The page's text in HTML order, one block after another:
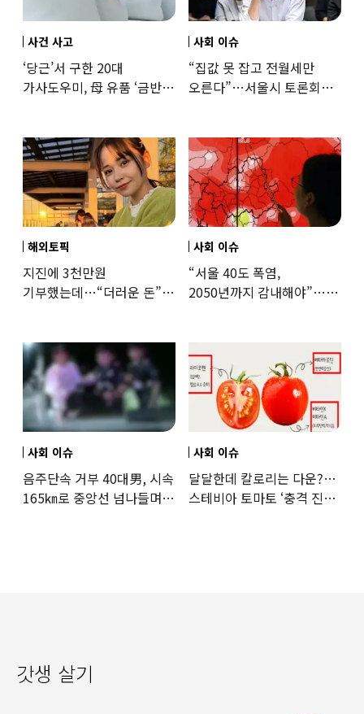
사건 사고
‘당근’서 구한 20대
가사도우미, 母 유품 ‘금반지
사회 이슈
“집값 못 잡고 전월세만
오른다”…서울시 토론회서
해외토픽
지진에 3천만원
기부했는데…“더러운 돈”
사회 이슈
“서울 40도 폭염,
2050년까지 감내해야”…
사회 이슈
음주단속 거부 40대男, 시속
165㎞로 중앙선 넘나들며
사회 이슈
달달한데 칼로리는 다운?…
스테비아 토마토 ‘충격 진실’
갓생 살기